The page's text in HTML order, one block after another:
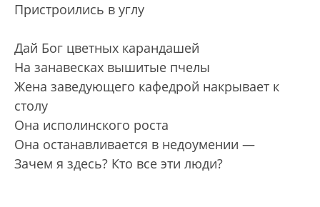
Пристроились в углу
Дай Бог цветных карандашей
На занавесках вышитые пчелы
Жена заведующего кафедрой накрывает к
столу
Она исполинского роста
Она останавливается в недоумении —
Зачем я здесь? Кто все эти люди?